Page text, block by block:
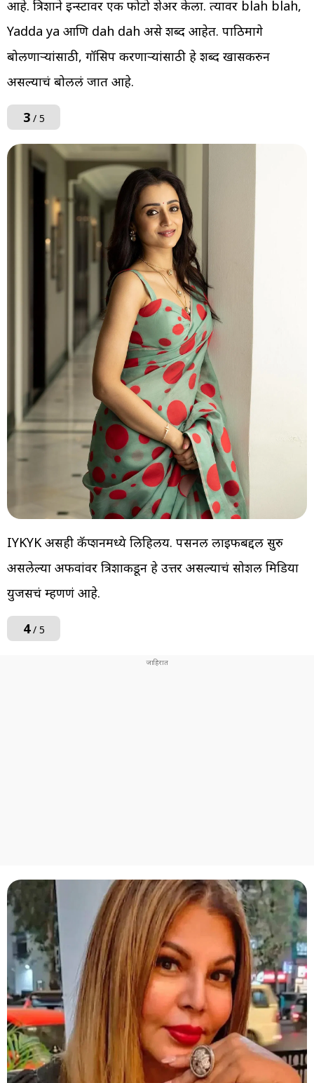
आहे. त्रिशाने इन्स्टावर एक फोटो शेअर केला. त्यावर blah blah,
Yadda ya आणि dah dah असे शब्द आहेत. पाठिमागे
बोलणाऱ्यांसाठी, गॉसिप करणाऱ्यांसाठी हे शब्द खासकरुन
असल्याचं बोललं जात आहे.
3/ 5
IYKYK असही कॅप्शनमध्ये लिहिलय. पर्सनल लाइफबद्दल सुरु
असलेल्या अफवांवर त्रिशाकडून हे उत्तर असल्याचं सोशल मिडिया
युजर्सचं म्हणणं आहे.
4/ 5